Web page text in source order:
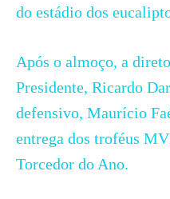
do estádio dos
Após o almoço, a
Presidente, Ricardo
defensivo, Maurício
entrega dos troféus
Torcedor do Ano.